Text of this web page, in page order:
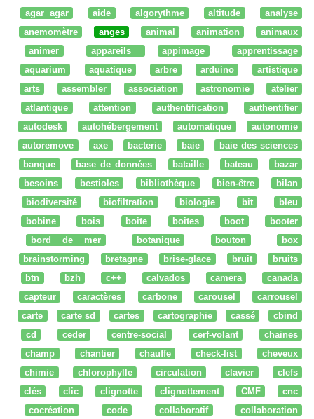
agar agar
aide algorythme altitude
analyse
anemomètre
anges animal animation
animaux
animer
appareils appimage
apprentissage
aquarium
aquatique arbre arduino
artistique
arts
assembler association astronomie
atelier
atlantique
attention authentification
authentifier
autodesk
autohébergement automatique
autonomie
autoremove
axe bacterie baie
baie des sciences
banque
base de données bataille bateau
bazar
besoins
bestioles bibliothèque bien-être
bilan
biodiversité
biofiltration biologie bit
bleu
bobine
bois boite boites boot
booter
bord de mer
botanique bouton
box
brainstorming
bretagne brise-glace bruit
bruits
btn
bzh c++ calvados camera
canada
capteur
caractères carbone carousel
carrousel
carte
carte sd cartes cartographie cassé
cbind
cd
ceder centre-social cerf-volant
chaines
champ
chantier chauffe check-list
cheveux
chimie
chlorophylle circulation clavier
clefs
clés
clic clignotte clignottement CMF
cnc
cocréation
code collaboratif
collaboration